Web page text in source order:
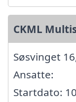
CKML
Søsvinget
Ansatte:
Startdato: